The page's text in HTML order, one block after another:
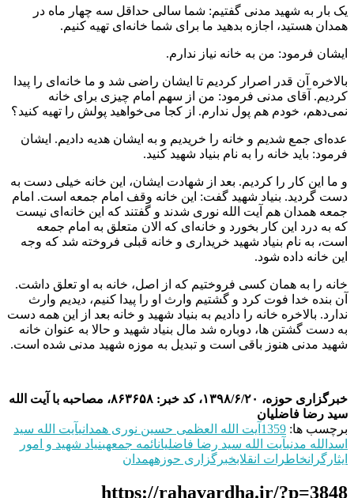
یک بار به شهید مدنی گفتیم: شما سالی حداقل سه چهار ماه در
همدان هستید، اجازه بدهید ما برای شما خانه‌ای تهیه کنیم.
ایشان فرمود: من به خانه نیاز ندارم.
بالاخره آن قدر اصرار کردیم تا ایشان راضی شد و ما خانه‌ای را پیدا
کردیم. آقای مدنی فرمود: من از سهم امام چیزی برای خانه
نمی‌دهم، خودم هم پول ندارم. از کجا می‌خواهید پولش را تهیه کنید؟
عده‌ای جمع شدیم و خانه را خریدیم و به ایشان هدیه دادیم. ایشان
فرمود: باید خانه را به نام بنیاد شهید کنید.
و ما این کار را کردیم. بعد از شهادت ایشان، این خانه خیلی دست به
دست گردید. بنیاد شهید گفت: این خانه وقف امام جمعه است. امام
جمعه همدان هم آیت الله نوری شدند و گفتند که این خانه‌ای نیست
که به درد این کار بخورد و خانه‌ای که الان متعلق به امام جمعه
است، به نام بنیاد شهید خریداری و خانه قبلی فروخته شد که وجه
این خانه داده شود.
خانه را به همان کسی فروختیم که از اصل، خانه به او تعلق داشت.
آن بنده خدا فوت کرد و گشتیم وارث او را پیدا کنیم، دیدیم وارث
ندارد. بالاخره خانه را دادیم به بنیاد شهید و خانه بعد از این همه دست
به دست گشتن ها، دوباره شد مال بنیاد شهید و حالا به عنوان خانه
شهید مدنی هنوز باقی است و تبدیل به موزه شهید مدنی شده است.
خبرگزاری حوزه، ۱۳۹۸/۶/۲۰، کد خبر: ۸۶۳۶۵۸، مصاحبه با آیت الله
سید رضا فاضلیان
برچسب ها: 1359 آیت الله العظمی حسین نوری همدانیآیت الله سید
اسدالله مدنیآیت الله سید رضا فاضلیانائمه جمعهبنیاد شهید و امور
ایثارگرانخاطرات انقلابخبرگزاری حوزههمدان
https://rahavardha.ir/?p=3848